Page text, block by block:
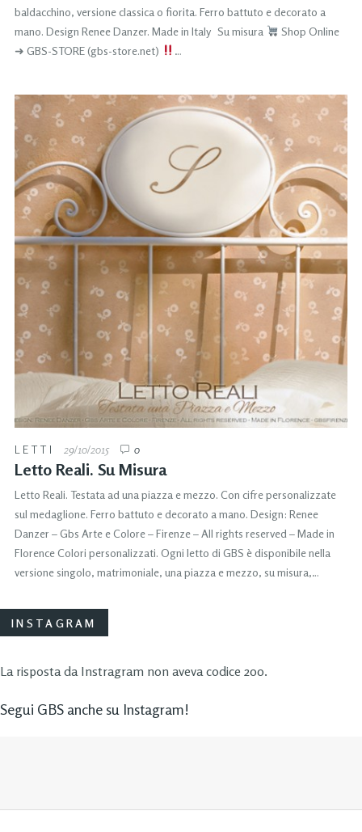
baldacchino, versione classica o fiorita. Ferro battuto e decorato a
mano. Design Renee Danzer. Made in Italy Su misura
Shop Online
➜ GBS-STORE (gbs-store.net)
…
LETTI 29/10/2015 0
Letto Reali. Su Misura
Letto Reali. Testata ad una piazza e mezzo. Con cifre personalizzate
sul medaglione. Ferro battuto e decorato a mano. Design: Renee
Danzer – Gbs Arte e Colore – Firenze – All rights reserved – Made in
Florence Colori personalizzati. Ogni letto di GBS è disponibile nella
versione singolo, matrimoniale, una piazza e mezzo, su misura,…
INSTAGRAM
La risposta da Instragram non aveva codice 200.
Segui GBS anche su Instagram!